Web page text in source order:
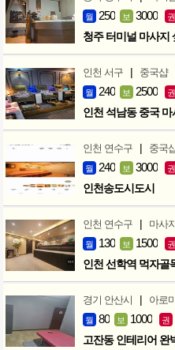
월 250 보 3000 권
청주 터미널 마사지
인천 서구 | 중국샵
월 240 보 2500 권
인천 석남동 중국 마
인천 연수구 | 중국
월 240 보 3000 권
인천송도시도시
인천 연수구 | 마사
월 130 보 1500 권
인천 선학역 먹자골
경기 안산시 | 아로
월 80 보 1000 권
고잔동 인테리어 완